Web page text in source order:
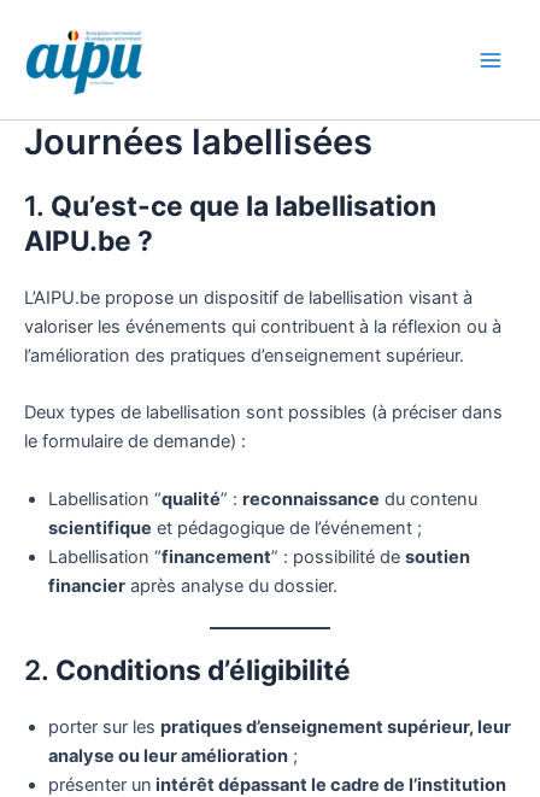
contenu
Journées labellisées
1. Qu’est-ce que la labellisation
AIPU.be ?
L’AIPU.be propose un dispositif de labellisation visant à
valoriser les événements qui contribuent à la réflexion ou à
l’amélioration des pratiques d’enseignement supérieur.
Deux types de labellisation sont possibles (à préciser dans
le formulaire de demande) :
Labellisation “qualité” : reconnaissance du contenu
scientifique et pédagogique de l’événement ;
Labellisation “financement” : possibilité de soutien
financier après analyse du dossier.
2. Conditions d’éligibilité
porter sur les pratiques d’enseignement supérieur, leur
analyse ou leur amélioration ;
présenter un intérêt dépassant le cadre de l’institution